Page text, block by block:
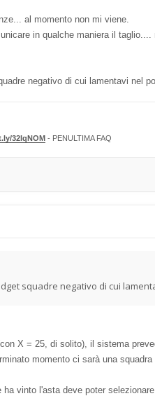
al momento non mi viene.
in qualche maniera il
negativo di cui lamentavi nel
32lqNOM - PENULTIMA FAQ
squadre negativo di cui
X = 25, di solito), il sistema
momento ci sarà una
vinto l'asta deve poter